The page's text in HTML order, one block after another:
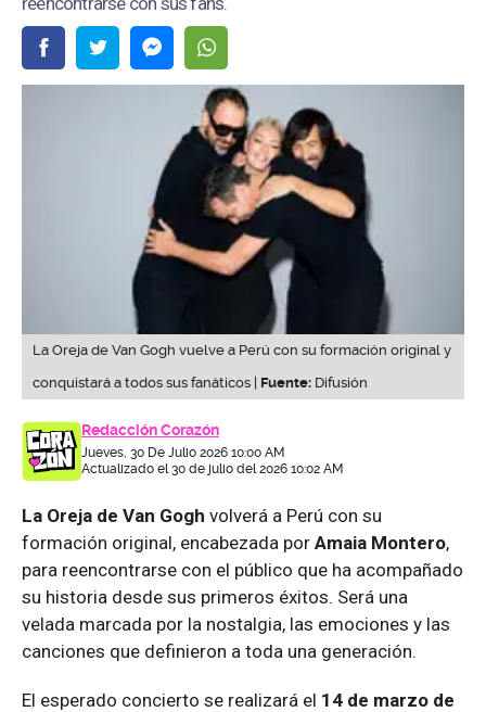
La Oreja de Van Gogh vuelve a Perú con su formación original y
conquistará a todos sus fanáticos | Fuente: Difusión
Redacción Corazón
Jueves, 30 De Julio 2026 10:00 AM
Actualizado el 30 de julio del 2026 10:02 AM
La Oreja de Van Gogh volverá a Perú con su
formación original, encabezada por Amaia Montero,
para reencontrarse con el público que ha acompañado
su historia desde sus primeros éxitos. Será una
velada marcada por la nostalgia, las emociones y las
canciones que definieron a toda una generación.
El esperado concierto se realizará el 14 de marzo de